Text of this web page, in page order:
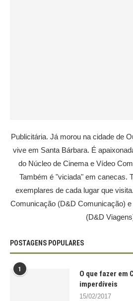
Publicitária. Já morou na cidade de
vive em Santa Bárbara. É
do Núcleo de Cinema e Vídeo
Também é "viciada" em canecas.
exemplares de cada lugar que
Comunicação (D&D Comunicação)
(D&D
POSTAGENS POPULARES
1
O que fazer em
imperdíveis
15/02/2017